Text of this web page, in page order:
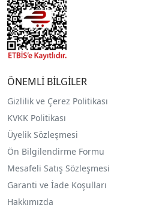
ÖNEMLİ BİLGİLER
Gizlilik ve Çerez Politikası
KVKK Politikası
Üyelik Sözleşmesi
Ön Bilgilendirme Formu
Mesafeli Satış Sözleşmesi
Garanti ve İade Koşulları
Hakkımızda